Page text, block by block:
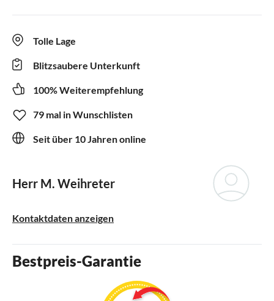
Tolle Lage
Blitzsaubere Unterkunft
100% Weiterempfehlung
79 mal in Wunschlisten
Seit über 10 Jahren online
Herr M. Weihreter
Kontaktdaten anzeigen
Bestpreis-Garantie